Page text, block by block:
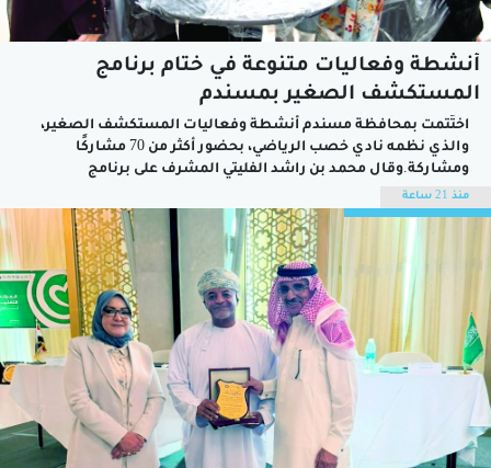
أنشطة وفعاليات متنوعة في ختام برنامج
المستكشف الصغير بمسندم
اختُتمت بمحافظة مسندم أنشطة وفعاليات المستكشف الصغير،
والذي نظمه نادي خصب الرياضي، بحضور أكثر من 70 مشاركًا
ومشاركة.وقال محمد بن راشد الفليتي المشرف على برنامج
المستكشف الصغير: إن البرنامج يهدف إلى إثراء المعارف في
مجالات متنوعة مثل الثقافة والعلوم والبيئة والتاريخ والمجتمع،
بالإضافة إلى تنمية مهارات التواصل والعمل الجماعي وتبادل...
منذ 21 ساعة